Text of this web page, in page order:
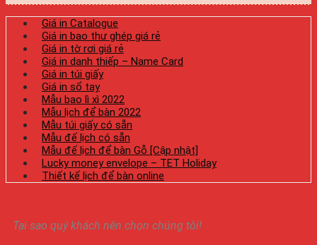
Giá in Catalogue
Giá in bao thư ghép giá rẻ
Giá in tờ rơi giá rẻ
Giá in danh thiếp – Name Card
Giá in túi giấy
Giá in sổ tay
Mẫu bao lì xì 2022
Mẫu lịch để bàn 2022
Mẫu túi giấy có sẵn
Mẫu đế lịch có sẵn
Mẫu đế lịch để bàn Gỗ [Cập nhật]
Lucky money envelope – TET Holiday
Thiết kế lịch để bàn online
Tại sao quý khách nên chọn chúng tôi!